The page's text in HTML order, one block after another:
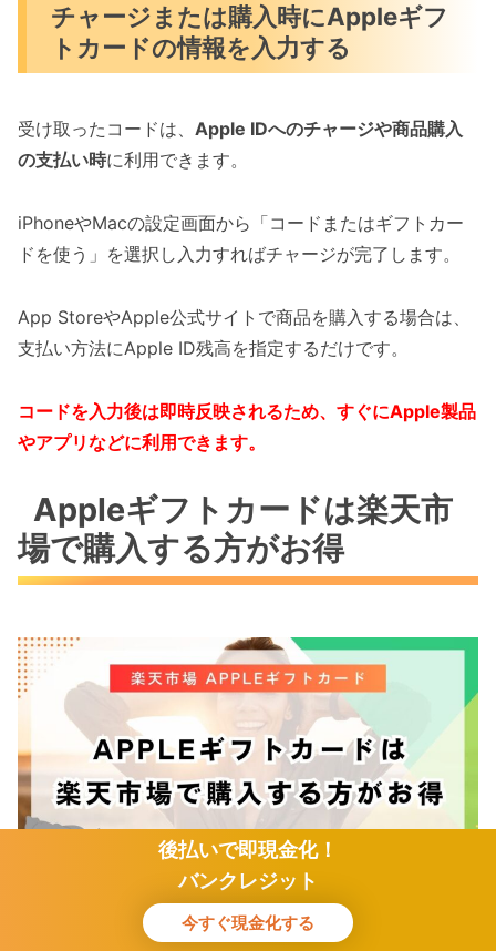
チャージまたは購入時にAppleギフ
トカードの情報を入力する
受け取ったコードは、 Apple IDへのチャージや商品購入
の支払い時に利用できます。
iPhoneやMacの設定画面から「コードまたはギフトカー
ドを使う」を選択し入力すればチャージが完了します。
App StoreやApple公式サイトで商品を購入する場合は、
支払い方法にApple ID残高を指定するだけです。
コードを入力後は即時反映されるため、すぐにApple製品
やアプリなどに利用できます。
Appleギフトカードは楽天市
場で購入する方がお得
Appleギフトカードを少しでもお得に購入したい方にとっ
後払いで即現金化！
バンクレジット
今すぐ現金化する